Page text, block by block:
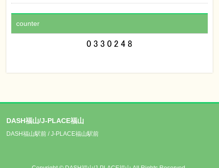
counter
DASH福山/J-PLACE福山
DASH福山駅前 / J-PLACE福山駅前